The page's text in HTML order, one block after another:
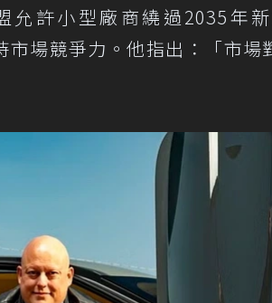
允許小型廠商繞過2035年新
場競爭力。他指出：「市場